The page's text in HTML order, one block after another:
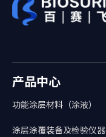
产品中心
功能涂层材料（涂液）
涂层涂覆装备及检验仪器